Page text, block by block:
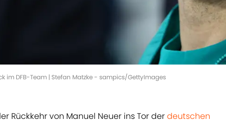
im DFB-Team | Stefan Matzke - sampics/GettyImages
Rückkehr von Manuel Neuer ins Tor derdeutschen